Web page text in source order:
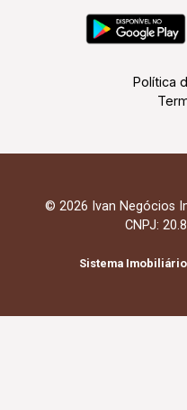
Política
© 2026 Ivan Negócios
CNPJ:
Sistema Imobiliário